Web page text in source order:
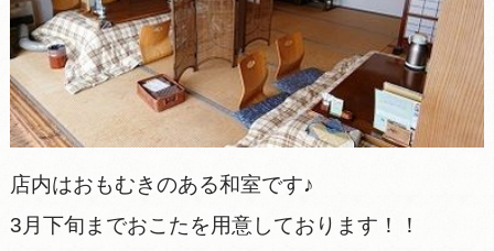
店内はおもむきのある和室です♪
3月下旬までおこたを用意しております！！